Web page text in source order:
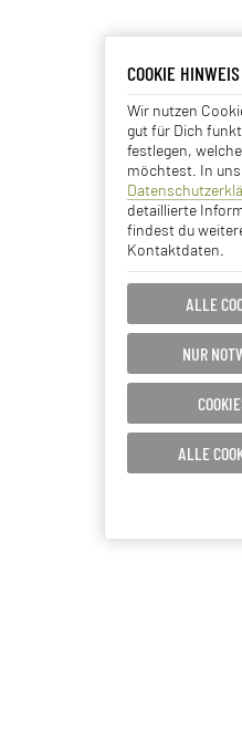
COOKIE HINWEIS
Wir nutzen
gut für Dich
festlegen,
möchtest. In
detaillierte
findest du
Kontaktdaten.
ALLE
NUR
ALLE